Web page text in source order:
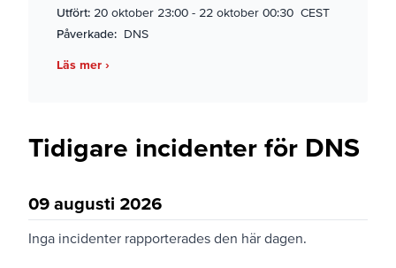
Utfört: 20 oktober 23:00 - 22 oktober 00:30 CEST
Påverkade: DNS
Läs mer ›
Tidigare incidenter för DNS
09 augusti 2026
Inga incidenter rapporterades den här dagen.